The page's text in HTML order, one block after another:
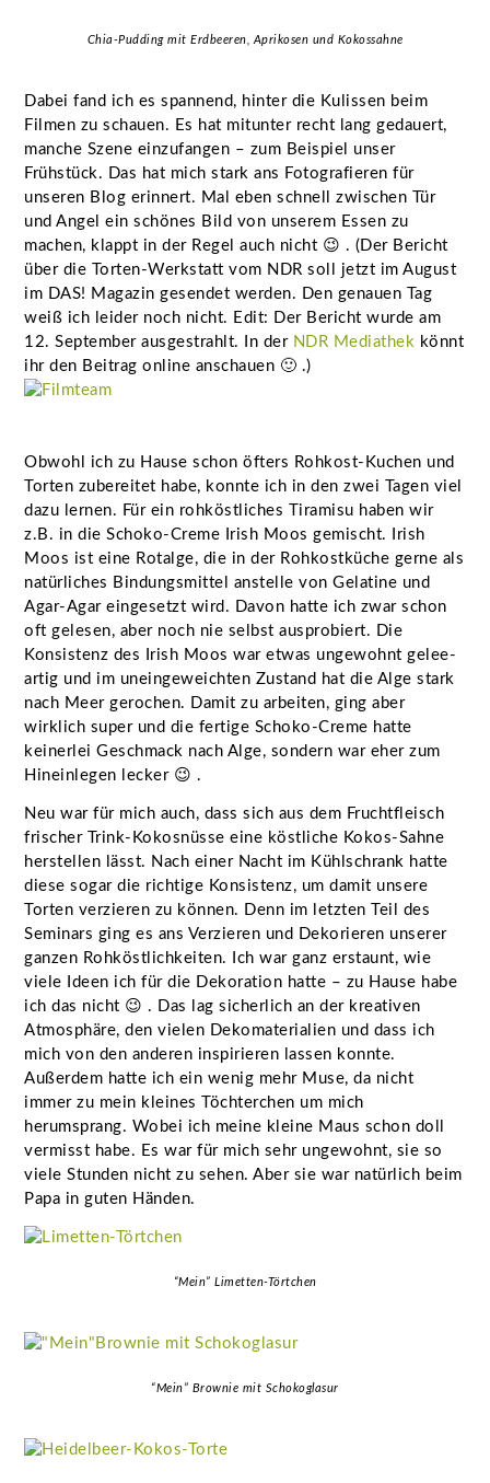
Chia-Pudding mit Erdbeeren, Aprikosen und Kokossahne
Dabei fand ich es spannend, hinter die Kulissen beim
Filmen zu schauen. Es hat mitunter recht lang gedauert,
manche Szene einzufangen – zum Beispiel unser
Frühstück. Das hat mich stark ans Fotografieren für
unseren Blog erinnert. Mal eben schnell zwischen Tür
und Angel ein schönes Bild von unserem Essen zu
machen, klappt in der Regel auch nicht 😉 . (Der Bericht
über die Torten-Werkstatt vom NDR soll jetzt im August
im DAS! Magazin gesendet werden. Den genauen Tag
weiß ich leider noch nicht. Edit: Der Bericht wurde am
12. September ausgestrahlt. In der NDR Mediathek könnt
ihr den Beitrag online anschauen 🙂 .)
Obwohl ich zu Hause schon öfters Rohkost-Kuchen und
Torten zubereitet habe, konnte ich in den zwei Tagen viel
dazu lernen. Für ein rohköstliches Tiramisu haben wir
z.B. in die Schoko-Creme Irish Moos gemischt. Irish
Moos ist eine Rotalge, die in der Rohkostküche gerne als
natürliches Bindungsmittel anstelle von Gelatine und
Agar-Agar eingesetzt wird. Davon hatte ich zwar schon
oft gelesen, aber noch nie selbst ausprobiert. Die
Konsistenz des Irish Moos war etwas ungewohnt gelee-
artig und im uneingeweichten Zustand hat die Alge stark
nach Meer gerochen. Damit zu arbeiten, ging aber
wirklich super und die fertige Schoko-Creme hatte
keinerlei Geschmack nach Alge, sondern war eher zum
Hineinlegen lecker 😉 .
Neu war für mich auch, dass sich aus dem Fruchtfleisch
frischer Trink-Kokosnüsse eine köstliche Kokos-Sahne
herstellen lässt. Nach einer Nacht im Kühlschrank hatte
diese sogar die richtige Konsistenz, um damit unsere
Torten verzieren zu können. Denn im letzten Teil des
Seminars ging es ans Verzieren und Dekorieren unserer
ganzen Rohköstlichkeiten. Ich war ganz erstaunt, wie
viele Ideen ich für die Dekoration hatte – zu Hause habe
ich das nicht 😉 . Das lag sicherlich an der kreativen
Atmosphäre, den vielen Dekomaterialien und dass ich
mich von den anderen inspirieren lassen konnte.
Außerdem hatte ich ein wenig mehr Muse, da nicht
immer zu mein kleines Töchterchen um mich
herumsprang. Wobei ich meine kleine Maus schon doll
vermisst habe. Es war für mich sehr ungewohnt, sie so
viele Stunden nicht zu sehen. Aber sie war natürlich beim
Papa in guten Händen.
“Mein” Limetten-Törtchen
“Mein” Brownie mit Schokoglasur